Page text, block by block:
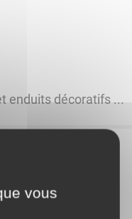
enduits décoratifs ...
vous